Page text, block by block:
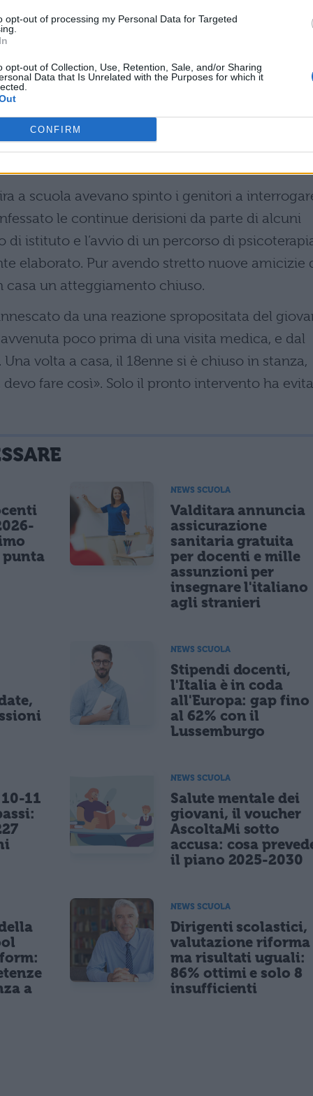
opt-out of processing my Personal Data for Targeted
opt-out of Collection, Use, Retention, Sale, and/or Sharing
Data that Is Unrelated with the Purposes for which it
CONFIRM
e le conseguenze
trasportato al Policlinico di Tor Vergata per
dichiarazioni rese alla Polizia, ha
, riconducibile a episodi di bullismo subiti tre
a scuola avevano spinto i genitori a
le continue derisioni da parte di alcuni
istituto e l’avvio di un percorso di
elaborato. Pur avendo stretto nuove amicizie
casa un atteggiamento chiuso.
da una reazione spropositata del
poco prima di una visita medica, e dal
volta a casa, il 18enne si è chiuso in stanza,
fare così». Solo il pronto intervento ha
punta
NEWS SCUOLA
Valditara annuncia
assicurazione
sanitaria gratuita
per docenti e mille
assunzioni per
insegnare l'italiano
agli stranieri
NEWS SCUOLA
Stipendi docenti,
l'Italia è in coda
all'Europa: gap fino
al 62% con il
Lussemburgo
11
NEWS SCUOLA
Salute mentale dei
giovani, il voucher
AscoltaMi sotto
accusa: cosa
il piano 2025-2030
a
NEWS SCUOLA
Dirigenti scolastici,
valutazione riforma
ma risultati uguali:
86% ottimi e solo 8
insufficienti